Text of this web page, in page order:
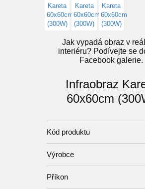
Jak vypadá obraz v
interiéru? Podívejte se
Facebook galerie.
Infraobraz
60x60cm
Kód produktu
Výrobce
Příkon